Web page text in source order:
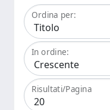
Ordina per:
In ordine:
Risultati/Pagina